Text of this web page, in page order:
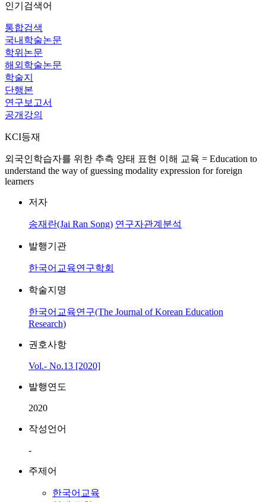
인기검색어
통합검색
국내학술논문
학위논문
해외학술논문
학술지
단행본
연구보고서
공개강의
KCI등재
외국인학습자를 위한 추측 양태 표현 이해 교육 = Education to
understand the way of guessing modality expression for foreign
learners
저자
송재란(Jai Ran Song) 연구자관계분석
발행기관
한국어교육연구학회
학술지명
한국어교육연구(The Journal of Korean Education
Research)
권호사항
Vol.- No.13 [2020]
발행연도
2020
작성언어
-
주제어
한국어교육